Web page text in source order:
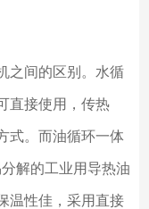
之间的区别。水循
直接使用，传热
式。而油循环一体
解的工业用导热油
温性佳，采用直接